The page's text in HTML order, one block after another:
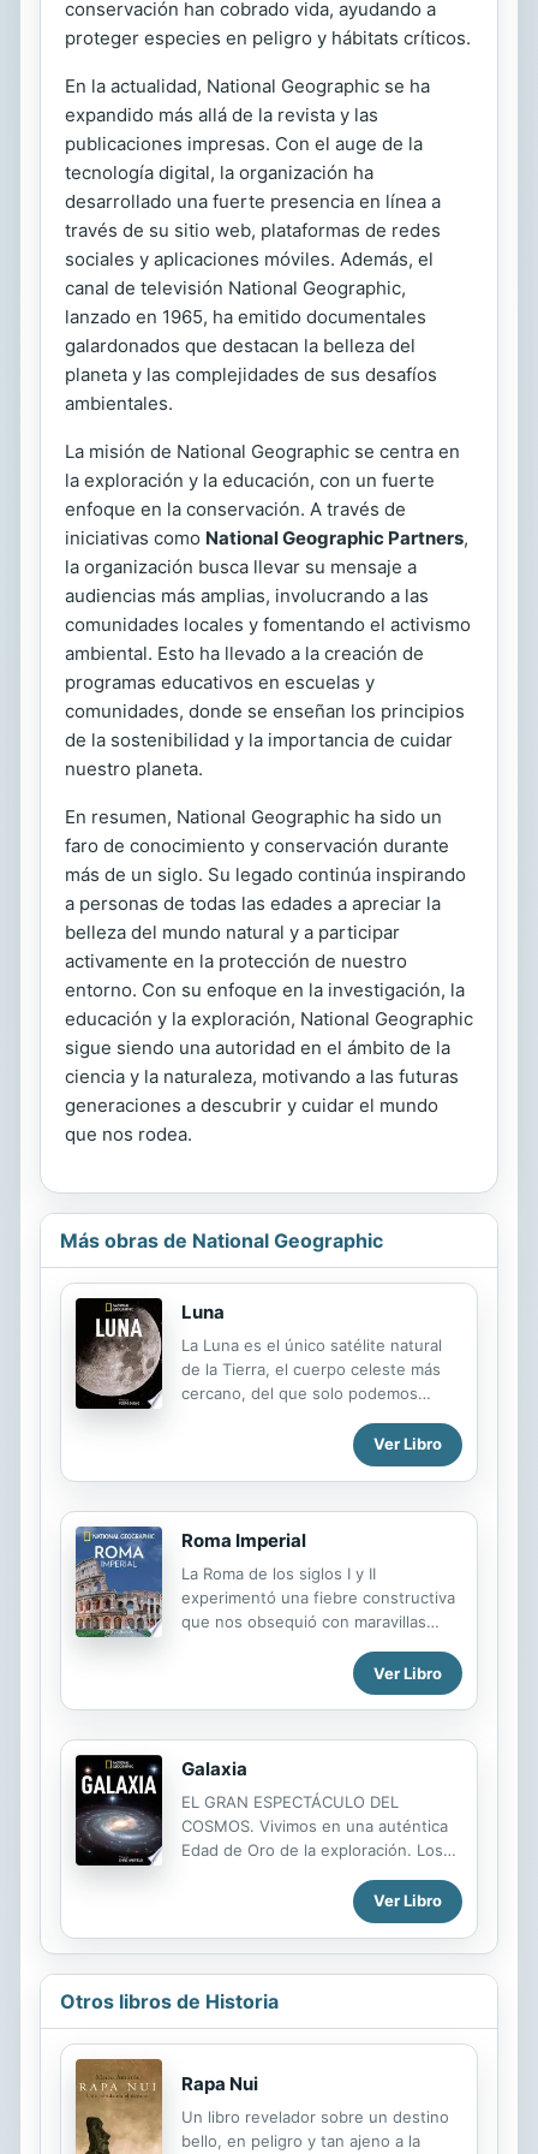
conservación han cobrado vida, ayudando a
proteger especies en peligro y hábitats críticos.
En la actualidad, National Geographic se ha
expandido más allá de la revista y las
publicaciones impresas. Con el auge de la
tecnología digital, la organización ha
desarrollado una fuerte presencia en línea a
través de su sitio web, plataformas de redes
sociales y aplicaciones móviles. Además, el
canal de televisión National Geographic,
lanzado en 1965, ha emitido documentales
galardonados que destacan la belleza del
planeta y las complejidades de sus desafíos
ambientales.
La misión de National Geographic se centra en
la exploración y la educación, con un fuerte
enfoque en la conservación. A través de
iniciativas como National Geographic Partners,
la organización busca llevar su mensaje a
audiencias más amplias, involucrando a las
comunidades locales y fomentando el activismo
ambiental. Esto ha llevado a la creación de
programas educativos en escuelas y
comunidades, donde se enseñan los principios
de la sostenibilidad y la importancia de cuidar
nuestro planeta.
En resumen, National Geographic ha sido un
faro de conocimiento y conservación durante
más de un siglo. Su legado continúa inspirando
a personas de todas las edades a apreciar la
belleza del mundo natural y a participar
activamente en la protección de nuestro
entorno. Con su enfoque en la investigación, la
educación y la exploración, National Geographic
sigue siendo una autoridad en el ámbito de la
ciencia y la naturaleza, motivando a las futuras
generaciones a descubrir y cuidar el mundo
que nos rodea.
Más obras de National Geographic
Luna
La Luna es el único satélite natural
de la Tierra, el cuerpo celeste más
cercano, del que solo podemos
LUNA nos descubre este mundo
desolado de mares, cráteres, valles y
una poderosa atracción sobre el ser
humano, hasta el punto de llegar a
la era espacial. UNA NUEVA MIRADA
A NUESTRO SATÉLITE
Ver Libro
Roma Imperial
La Roma de los siglos I y II
experimentó una fiebre constructiva
que nos obsequió con maravillas
foros imperiales o la columna de
Trajano. Descubre todos los secretos
arquitectónica que situó su
urbanismo a la altura de lo que
merecía la capital del mayor imperio
del mundo antiguo.
Ver Libro
Galaxia
EL GRAN ESPECTÁCULO DEL
COSMOS. Vivimos en una auténtica
Edad de Oro de la exploración. Los
han cartografiado las regiones más
alejadas del cosmos y las sondas
contemplar de primera mano el
sistema solar. GALAXIA nos
visión del universo resultante de
Ver Libro
Otros libros de Historia
Rapa Nui
Un libro revelador sobre un destino
bello, en peligro y tan ajeno a la